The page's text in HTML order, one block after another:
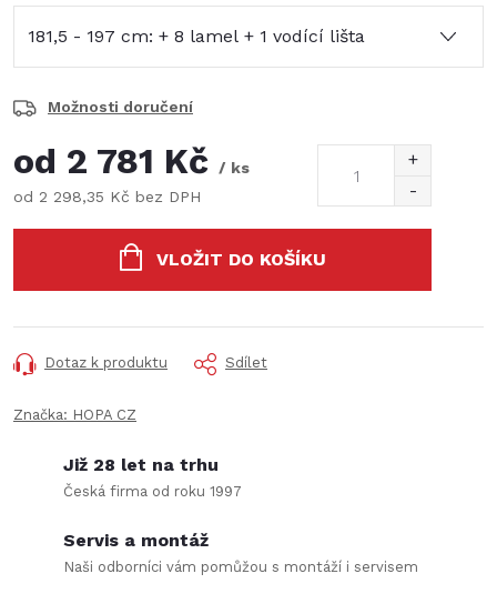
Možnosti doručení
od 2 781 Kč
/ ks
od 2 298,35 Kč bez DPH
VLOŽIT DO KOŠÍKU
Dotaz k produktu Sdílet
Značka: HOPA CZ
Již 28 let na trhu
Česká firma od roku 1997
Servis a montáž
Naši odborníci vám pomůžou s montáží i servisem